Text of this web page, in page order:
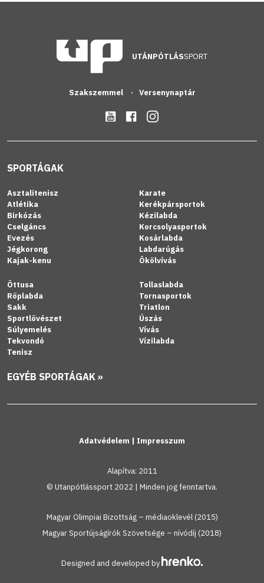
UTÁNPÓTLÁSSPORT
Szakszemmel Versenynaptár
SPORTÁGAK
Asztalitenisz
Atlétika
Birkózás
Cselgáncs
Evezés
Jégkorong
Kajak-kenu
Karate
Kerékpársportok
Kézilabda
Korcsolyasportok
Kosárlabda
Labdarúgás
Ökölvívás
Öttusa
Röplabda
Sakk
Sportlövészet
Súlyemelés
Tekvondó
Tenisz
Tollaslabda
Tornasportok
Triatlon
Úszás
Vívás
Vízilabda
EGYÉB SPORTÁGAK »
Adatvédelem | Impresszum
Alapítva: 2011
© Utanpótlássport 2022 | Minden jog fenntartva.
Magyar Olimpiai Bizottság – médiaoklevél (2015)
Magyar Sportújságírók Szövetsége – nívódíj (2018)
Designed and developed by